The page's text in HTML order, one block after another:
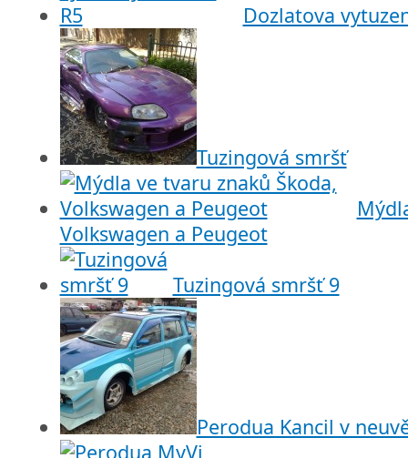
Dozlatova
Tuzingová smršť
Volkswagen a Peugeot
Tuzingová smršť 9
Perodua Kancil v